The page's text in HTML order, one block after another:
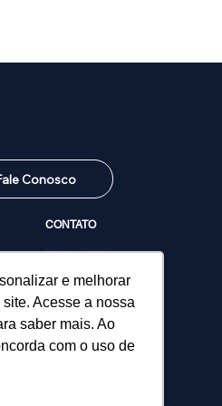
e melhorar
Acesse a nossa
saber mais. Ao
com o uso de
Conosco
CONTATO
Fale Conosco